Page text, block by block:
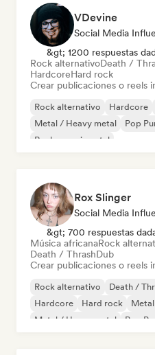
VDevine
Social Media
&gt; 1200 respuestas
Rock alternativoDeath /
HardcoreHard rock
Crear publicaciones o reels
Rock alternativo Hardcore
Metal / Heavy metal
Pop
Rock experimental
Rox Slinger
Social Media
&gt; 700 respuestas
Música africanaRock
Death / ThrashDub
Crear publicaciones o reels
Rock alternativo Death /
Hardcore
Hard rock
Metal / Heavy metal
Pop